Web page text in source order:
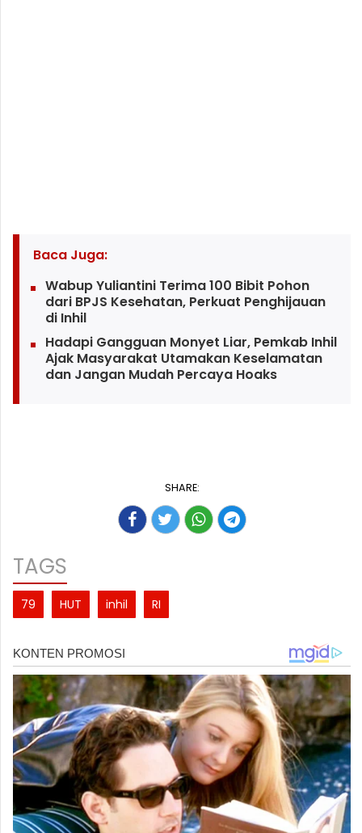
Baca Juga:
Wabup Yuliantini Terima 100 Bibit Pohon
dari BPJS Kesehatan, Perkuat Penghijauan
di Inhil
Hadapi Gangguan Monyet Liar, Pemkab Inhil
Ajak Masyarakat Utamakan Keselamatan
dan Jangan Mudah Percaya Hoaks
SHARE:
TAGS
79 HUT inhil RI